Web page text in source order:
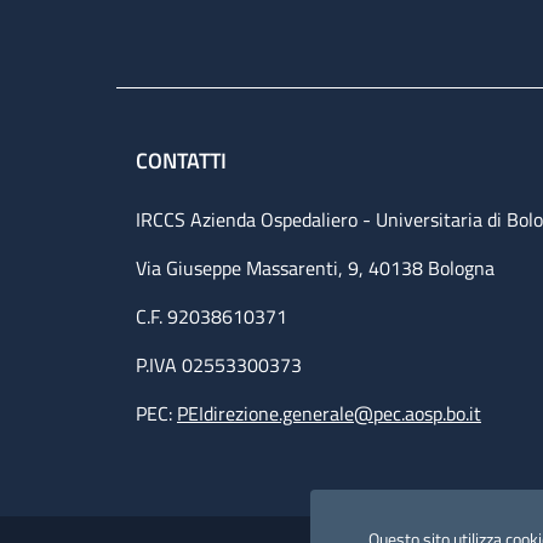
CONTATTI
IRCCS Azienda Ospedaliero - Universitaria di
Via Giuseppe Massarenti, 9, 40138 Bologna
C.F. 92038610371
P.IVA 02553300373
PEC: PEIdirezione.generale@pec.aosp.bo.it